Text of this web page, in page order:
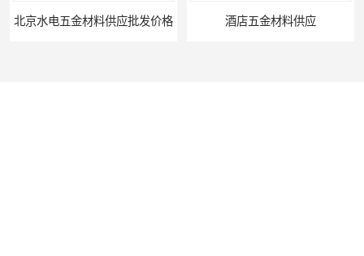
北京水电五金材料供应批发价格 酒店五金材料供应